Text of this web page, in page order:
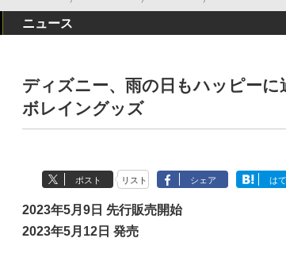
ニュース
ディズニー、雨の日もハッピー
ボレイングッズ
ポスト リスト シェア は
2023年5月9日 先行販売開始
2023年5月12日 発売